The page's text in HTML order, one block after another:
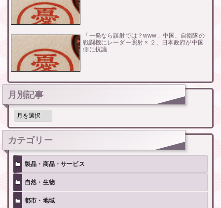
「一発なら誤射では？www」中国、自衛隊の
戦闘機にレーダー照射 × ２、日本政府が中国
側に抗議
月別記事
月
記
事
カテゴリー
製品・商品・サービス
自然・生物
都市・地域